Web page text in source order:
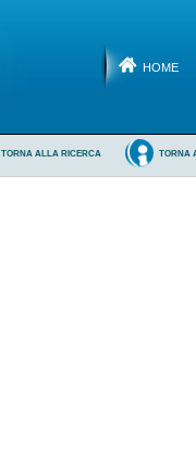
HOME
TORNA
TORNA ALLA RICERCA